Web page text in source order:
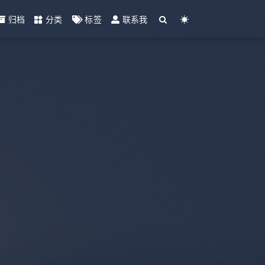
归档 分类 标签 联系我